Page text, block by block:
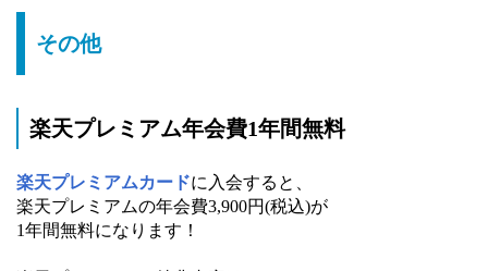
その他
楽天プレミアム年会費1年間無料
楽天プレミアムカードに入会すると、
楽天プレミアムの年会費3,900円(税込)が
1年間無料になります！